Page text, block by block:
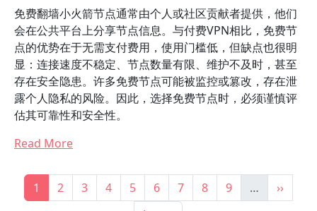
免费翻墙小火箭节点通常由个人或社区贡献者提供，他们
会在公共平台上分享节点信息。与付费VPN相比，免费节
点的优势在于无需支付费用，使用门槛低，但缺点也很明
显：连接速度不稳定、节点数量有限、维护不及时，甚至
存在安全隐患。许多免费节点可能被监控或篡改，存在泄
露个人隐私的风险。因此，选择免费节点时，必须谨慎评
估其可靠性和安全性。
Read More
分页
当前页
1 Page
2 Page
3 Page
4 Page
5 Page
6 Page
7 Page
8 Page
9 … 下一页
››